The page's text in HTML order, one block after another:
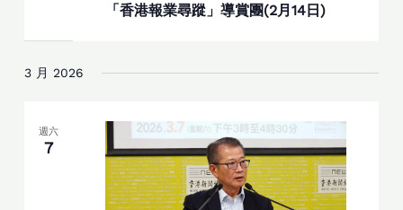
「香港報業尋蹤」導賞團(2月14日)
3 月 2026
週六
7